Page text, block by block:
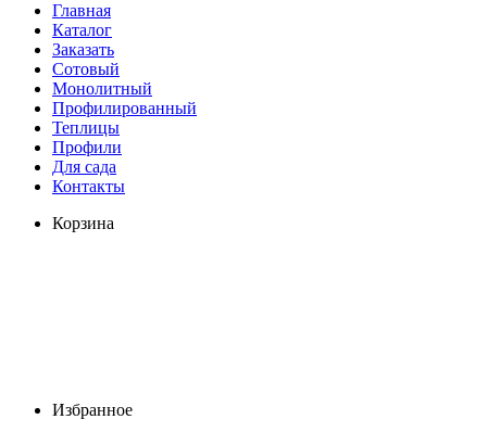
Главная
Каталог
Заказать
Сотовый
Монолитный
Профилированный
Теплицы
Профили
Для сада
Контакты
Корзина
Избранное